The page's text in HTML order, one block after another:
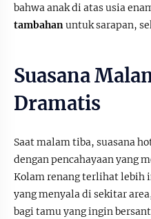
bahwa anak di atas usia
tambahan untuk sarapan,
Suasana
Dramatis
Saat malam tiba, suasana
dengan pencahayaan yang
Kolam renang terlihat lebih
yang menyala di sekitar
bagi tamu yang ingin